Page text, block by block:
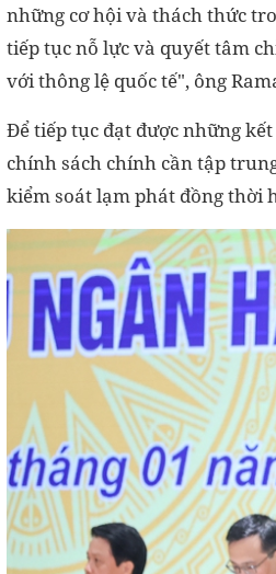
những cơ hội và thách thức
tiếp tục nỗ lực và quyết tâm
với thông lệ quốc tế", ông
Để tiếp tục đạt được những
chính sách chính cần tập
kiểm soát lạm phát đồng thời